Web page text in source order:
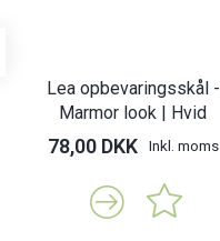
Lea opbevaringsskål -
Marmor look | Hvid
78,00 DKK Inkl. moms